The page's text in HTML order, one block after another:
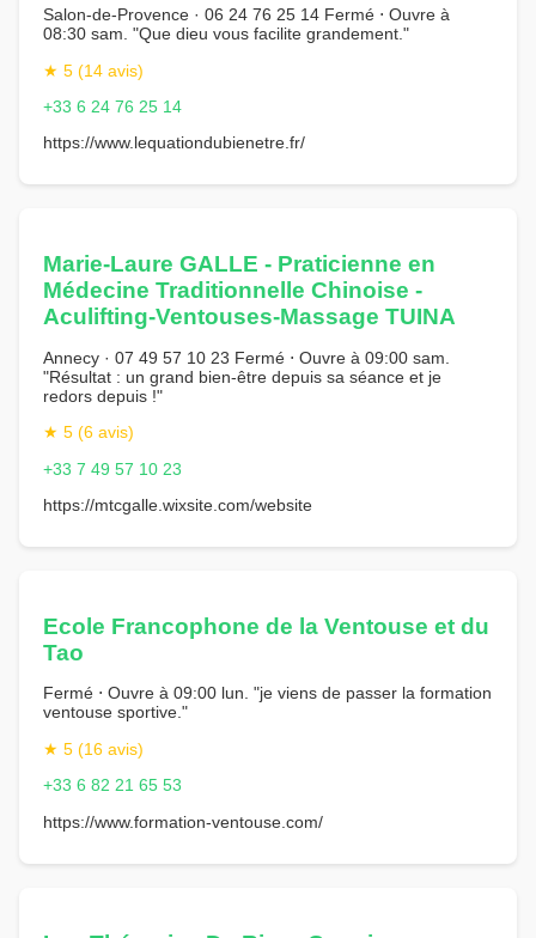
Salon-de-Provence · 06 24 76 25 14 Fermé ⋅ Ouvre à
08:30 sam. "Que dieu vous facilite grandement."
★ 5 (14 avis)
+33 6 24 76 25 14
https://www.lequationdubienetre.fr/
Marie-Laure GALLE - Praticienne en
Médecine Traditionnelle Chinoise -
Aculifting-Ventouses-Massage TUINA
Annecy · 07 49 57 10 23 Fermé ⋅ Ouvre à 09:00 sam.
"Résultat : un grand bien-être depuis sa séance et je
redors depuis !"
★ 5 (6 avis)
+33 7 49 57 10 23
https://mtcgalle.wixsite.com/website
Ecole Francophone de la Ventouse et du
Tao
Fermé ⋅ Ouvre à 09:00 lun. "je viens de passer la formation
ventouse sportive."
★ 5 (16 avis)
+33 6 82 21 65 53
https://www.formation-ventouse.com/